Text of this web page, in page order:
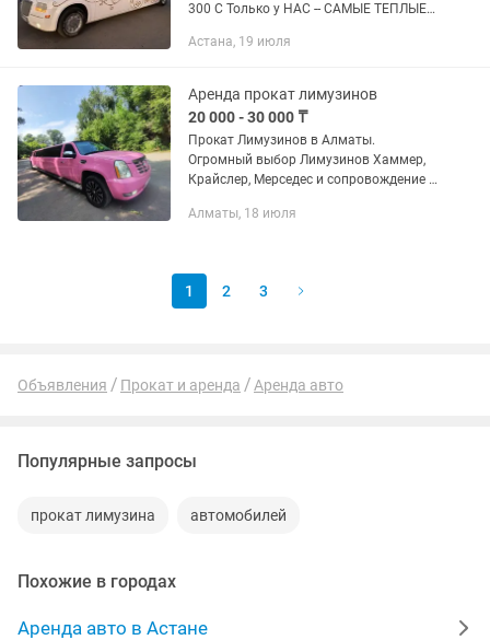
300 C Только у НАС -- САМЫЕ ТЕПЛЫЕ
впечатления и СУПЕРКЛАССНЫЕ ФОТО
Астана, 19 июля
Аренда прокат лимузинов
20 000 - 30 000 ₸
Прокат Лимузинов в Алматы.
Огромный выбор Лимузинов Хаммер,
Крайслер, Мерседес и сопровождение к
от 20000 час до 30000 час,
Алматы, 18 июля
1 2 3
Объявления Прокат и аренда Аренда авто
Популярные запросы
прокат лимузина автомобилей
Похожие в городах
Аренда авто в Астане